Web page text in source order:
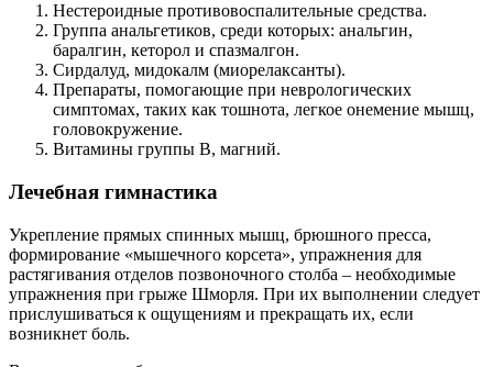
Нестероидные противовоспалительные средства.
Группа анальгетиков, среди которых: анальгин,
баралгин, кеторол и спазмалгон.
Сирдалуд, мидокалм (миорелаксанты).
Препараты, помогающие при неврологических
симптомах, таких как тошнота, легкое онемение мышц,
головокружение.
Витамины группы B, магний.
Лечебная гимнастика
Укрепление прямых спинных мышц, брюшного пресса,
формирование «мышечного корсета», упражнения для
растягивания отделов позвоночного столба – необходимые
упражнения при грыже Шморля. При их выполнении следует
прислушиваться к ощущениям и прекращать их, если
возникнет боль.